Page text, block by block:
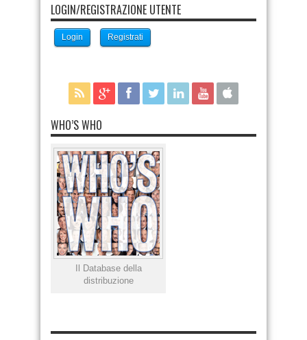
LOGIN/REGISTRAZIONE UTENTE
Login Registrati
WHO’S WHO
Il Database della
distribuzione